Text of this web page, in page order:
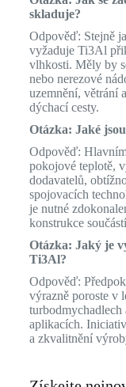
skladuje?
Odpověď: Stejně
vyžaduje Ti3Al
vlhkosti. Měly by
nebo nerezové
uzemnění, větrání
dýchací cesty.
Otázka: Jaké
Odpověď:
pokojové teplotě,
dodavatelů,
spojovacích
je nutné
konstrukce
Otázka: Jaký je
Ti3Al?
Odpověď:
výrazně poroste v
aplikacích.
a zkvalitnění